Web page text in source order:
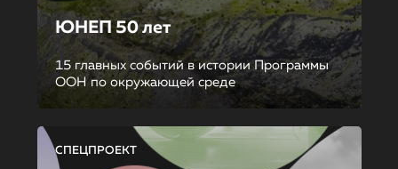
ЮНЕП 50 лет
15 главных событий в истории Программы
ООН по окружающей среде
СПЕЦПРОЕКТ